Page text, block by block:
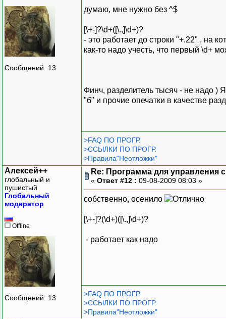
Сообщений: 13
думаю, мне нужно без ^$
[\+-]?\d+([\.,]\d+)?
- это работает до строки "+.22" , на
как-то надо учесть, что первый \d+
Финч, разделитель тысяч - не надо )
"б" и прочие опечатки в качестве
>FAQ ПО ПРОГР.
>ССЫЛКИ ПО ПРОГР.
>Правила"Неотложки"
Алексей++
глобальный и
пушистый
Глобальный
модератор
Offline
Сообщений: 13
Re: Программа для управления
« Ответ #12 : 09-08-2009 08:03 »
собственно, осенило
[\+-]?(\d+)([\.,]\d+)?
- работает как надо
>FAQ ПО ПРОГР.
>ССЫЛКИ ПО ПРОГР.
>Правила"Неотложки"